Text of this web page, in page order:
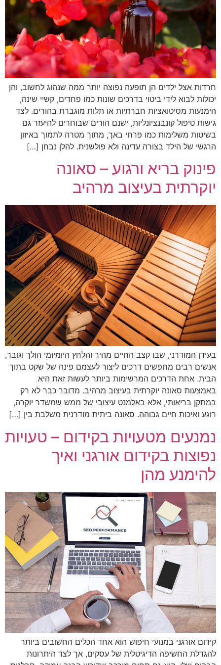
חרדות אצל ילדים הן תופעה נפוצה יותר ממה שנהוג לחשוב, והן
יכולות לבוא לידי ביטוי בדרכים שונות כמו פחדים, קשיי שינה,
הימנעות מסיטואציות חברתיות או תלות מוגברת בהורים. לצד
גישות טיפול קונבנציונליות, ישנם הורים שבוחרים להיעזר גם
בשיטות משלימות כמו פרחי באך, מתוך מטרה לתמוך באיזון
הרגשי של הילד בצורה עדינה ולא פולשנית. להלן נבחן […]
פינוק בריא ורגוע – סאונה
יוקרתית בעיצוב מרהיב
בעידן המודרני, שבו קצב החיים מהיר והלחץ היומיומי הולך וגובר,
אנשים רבים מחפשים דרכים ליצור לעצמם פינה של שקט בתוך
הבית. אחת הדרכים המרשימות ביותר לעשות זאת היא
באמצעות סאונה יוקרתית בעיצוב מרהיב. מדובר כבר לא רק
במתקן בריאותי, אלא באלמנט עיצובי של ממש שמשדר יוקרה,
רוגע ואיכות חיים גבוהה. סאונה ביתית מודרנית משלבת בין […]
נמנעים מטעויות בקידום – טעויות
נפוצות בקידום אורגני ואיך
להימנע מהן
קידום אורגני במנועי חיפוש הוא אחד הכלים החשובים ביותר
להגדלת החשיפה הדיגיטלית של עסקים, אך לצד היתרונות